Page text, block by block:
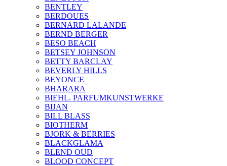
BENTLEY
BERDOUES
BERNARD LALANDE
BERND BERGER
BESO BEACH
BETSEY JOHNSON
BETTY BARCLAY
BEVERLY HILLS
BEYONCE
BHARARA
BIEHL. PARFUMKUNSTWERKE
BIJAN
BILL BLASS
BIOTHERM
BJORK & BERRIES
BLACKGLAMA
BLEND OUD
BLOOD CONCEPT